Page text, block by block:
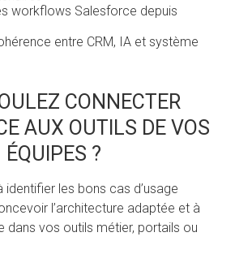
workflows Salesforce depuis
entre CRM, IA et système
CONNECTER
AUX OUTILS DE VOS
ÉQUIPES ?
identifier les bons cas d’usage
l’architecture adaptée et à
dans vos outils métier, portails ou